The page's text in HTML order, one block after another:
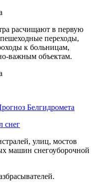
расчищают в первую
переходы,
к больницам,
важным объектам.
Белгидромета
снег
улиц, мостов
машин снегоуборочной